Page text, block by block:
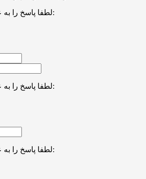
لطفا پاسخ را به عدد انگلیسی وارد کنید:
لطفا پاسخ را به عدد انگلیسی وارد کنید:
لطفا پاسخ را به عدد انگلیسی وارد کنید: